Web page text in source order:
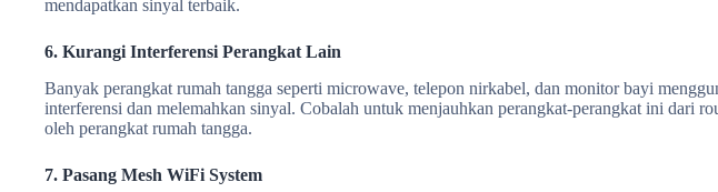
mendapatkan sinyal terbaik.
6. Kurangi Interferensi Perangkat Lain
Banyak perangkat rumah tangga seperti microwave, telepon nirkabel, dan monitor bayi
interferensi dan melemahkan sinyal. Cobalah untuk menjauhkan perangkat-perangkat ini dari
oleh perangkat rumah tangga.
7. Pasang Mesh WiFi System